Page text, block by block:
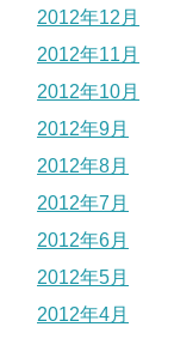
2012年12月
2012年11月
2012年10月
2012年9月
2012年8月
2012年7月
2012年6月
2012年5月
2012年4月